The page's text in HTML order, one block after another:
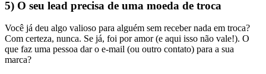
5) O seu lead precisa de uma moeda de troca
Você já deu algo valioso para alguém sem receber nada em troca?
Com certeza, nunca. Se já, foi por amor (e aqui isso não vale!). O
que faz uma pessoa dar o e-mail (ou outro contato) para a sua
marca?